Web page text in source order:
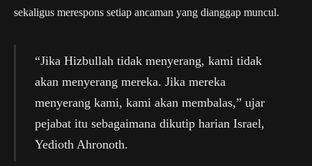
sekaligus merespons setiap ancaman yang dianggap muncul.
“Jika Hizbullah tidak menyerang, kami tidak
akan menyerang mereka. Jika mereka
menyerang kami, kami akan membalas,” ujar
pejabat itu sebagaimana dikutip harian Israel,
Yedioth Ahronoth.